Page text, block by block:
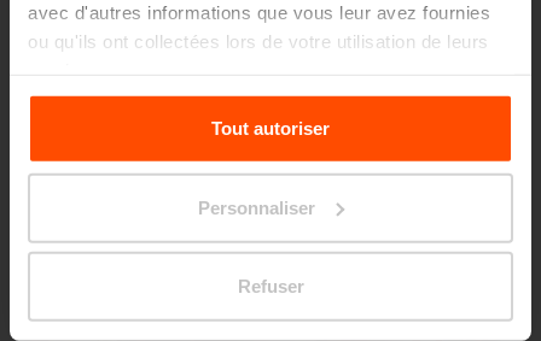
avec d'autres informations que vous leur avez fournies
ou qu'ils ont collectées lors de votre utilisation de leurs
Pour plus d'informations, veuillez consulter le
sitePrinciples Relating to the Processing Personal
Tout autoriser
Personnaliser
Refuser